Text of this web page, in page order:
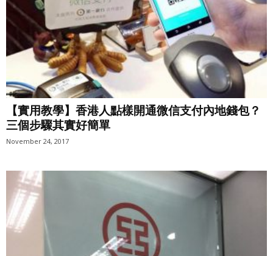
【實用教學】香港人點樣開通微信支付內地錢包？
三個步驟其實好簡單
November 24, 2017